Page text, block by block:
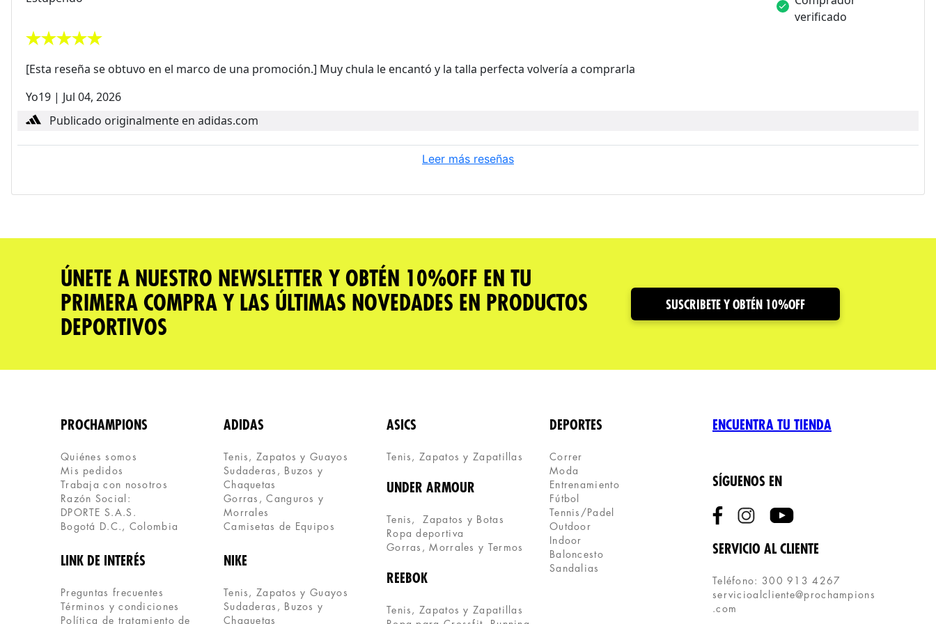
verificado
[Esta reseña se obtuvo en el marco de una promoción.] Muy chula le encantó y la talla perfecta volvería a comprarla
Yo19 | Jul 04, 2026
Publicado originalmente en adidas.com
Leer más reseñas
ÚNETE A NUESTRO NEWSLETTER Y OBTÉN 10%OFF EN TU
PRIMERA COMPRA Y LAS ÚLTIMAS NOVEDADES EN PRODUCTOS
DEPORTIVOS
SUSCRIBETE Y OBTÉN 10%OFF
PROCHAMPIONS
Quiénes somos
Mis pedidos
Trabaja con nosotros
Razón Social:
DPORTE S.A.S.
Bogotá D.C., Colombia
LINK DE INTERÉS
Preguntas frecuentes
Términos y condiciones
Política de tratamiento de
ADIDAS
Tenis, Zapatos y Guayos
Sudaderas, Buzos y
Chaquetas
Gorras, Canguros y
Morrales
Camisetas de Equipos
NIKE
Tenis, Zapatos y Guayos
Sudaderas, Buzos y
Chaquetas
ASICS
Tenis, Zapatos y Zapatillas
UNDER ARMOUR
Tenis,  Zapatos y Botas
Ropa deportiva
Gorras, Morrales y Termos
REEBOK
Tenis, Zapatos y Zapatillas
DEPORTES
Correr
Moda
Entrenamiento
Fútbol
Tennis/Padel
Outdoor
Indoor
Baloncesto
Sandalias
ENCUENTRA TU TIENDA
SÍGUENOS EN
SERVICIO AL CLIENTE
Teléfono: 300 913 4267
servicioalcliente@prochampions
.com